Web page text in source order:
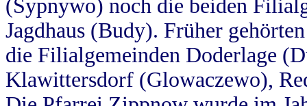
(Sypnywo) noch die beiden
Jagdhaus (Budy). Früher
die Filialgemeinden Doderlage
Klawittersdorf (Glowaczewo),